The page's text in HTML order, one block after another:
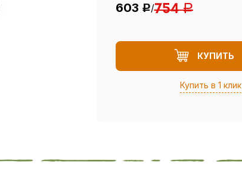
603 Р/754Р
КУПИТЬ
Купить в 1 клик